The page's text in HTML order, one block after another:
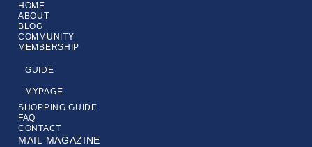
HOME
ABOUT
BLOG
COMMUNITY
MEMBERSHIP
GUIDE
MYPAGE
SHOPPING GUIDE
FAQ
CONTACT
MAIL MAGAZINE